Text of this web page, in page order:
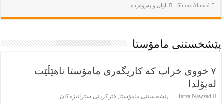
Shiraz Ahmad باوان و پەروەردە
پێشخستنى مامۆستا
٧ خووی خراپ کە کاریگەری مامۆستا ناهێڵێت
لەپۆلدا
Tarza Nawzad پێشخستنى مامۆستا, فێركردنى ستراتيژەكان